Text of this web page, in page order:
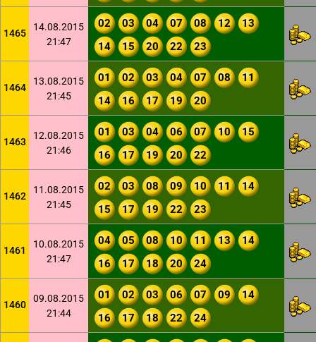
1465
14.08.2015
21:47
02 03 04 07 08 12
13
14
15 20 22 23
1464
13.08.2015
21:45
01 02 03 04 07 08
11
14
16 17 19 20
1463
12.08.2015
21:46
01 03 04 06 07 10
15
16
17 19 20 22
1462
11.08.2015
21:45
02 03 08 09 10 11
14
15
17 19 22 23
1461
10.08.2015
21:47
04 05 08 10 11 13
14
16
17 18 20 24
1460
09.08.2015
21:44
01 02 03 06 07 09
14
16
17 18 22 24